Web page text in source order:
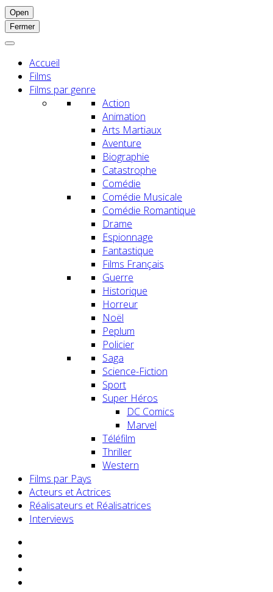
Open
Fermer
Accueil
Films
Films par genre
Action
Animation
Arts Martiaux
Aventure
Biographie
Catastrophe
Comédie
Comédie Musicale
Comédie Romantique
Drame
Espionnage
Fantastique
Films Français
Guerre
Historique
Horreur
Noël
Peplum
Policier
Saga
Science-Fiction
Sport
Super Héros
DC Comics
Marvel
Téléfilm
Thriller
Western
Films par Pays
Acteurs et Actrices
Réalisateurs et Réalisatrices
Interviews